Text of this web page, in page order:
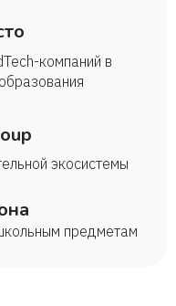
компаний в
экосистемы
предметам